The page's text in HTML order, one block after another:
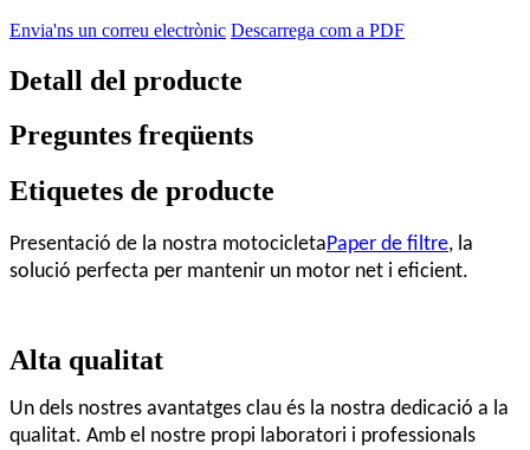
Envia'ns un correu electrònic Descarrega com a PDF
Detall del producte
Preguntes freqüents
Etiquetes de producte
Presentació de la nostra motocicletaPaper de filtre, la
solució perfecta per mantenir un motor net i eficient.
Alta qualitat
Un dels nostres avantatges clau és la nostra dedicació a la
qualitat. Amb el nostre propi laboratori i professionals